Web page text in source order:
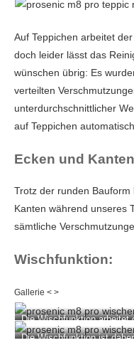
Auf Teppichen arbeitet
doch leider lässt das
wünschen übrig: Es
verteilten
unterdurchschnittlicher
auf Teppichen
Ecken und
Trotz der runden
Kanten während unseres
sämtliche
Wischfunktion:
Die Wischfunktion arbeitet
Wischplatte.
Die Wischfunktion ist